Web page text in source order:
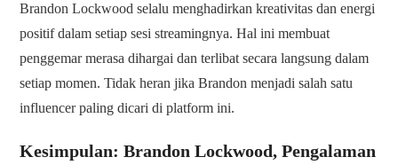
Brandon Lockwood selalu menghadirkan kreativitas dan energi
positif dalam setiap sesi streamingnya. Hal ini membuat
penggemar merasa dihargai dan terlibat secara langsung dalam
setiap momen. Tidak heran jika Brandon menjadi salah satu
influencer paling dicari di platform ini.
Kesimpulan: Brandon Lockwood, Pengalaman